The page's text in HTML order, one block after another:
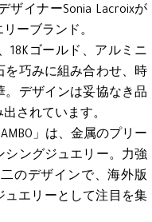
ザイナーSonia Lacroixが
ーブランド。
18Kゴールド、アルミニ
を巧みに組み合わせ、時
。デザインは妥協なき品
されています。
」は、金属のプリー
シングジュエリー。力強
のデザインで、海外版
ュエリーとして注目を集